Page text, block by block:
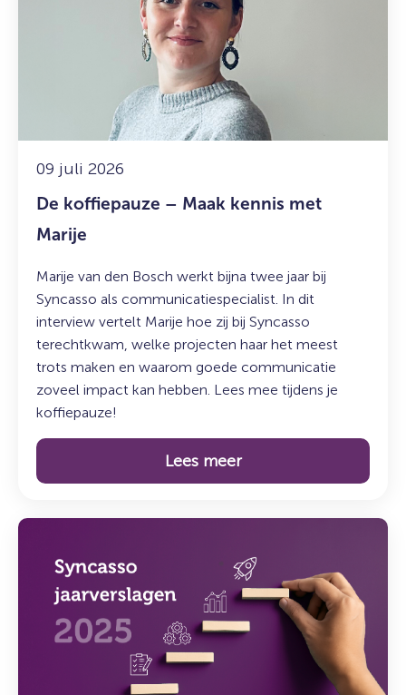
09 juli 2026
De koffiepauze – Maak kennis met
Marije
Marije van den Bosch werkt bijna twee jaar bij
Syncasso als communicatiespecialist. In dit
interview vertelt Marije hoe zij bij Syncasso
terechtkwam, welke projecten haar het meest
trots maken en waarom goede communicatie
zoveel impact kan hebben. Lees mee tijdens je
koffiepauze!
Lees meer
Lees
Syncasso
jaarverslagen